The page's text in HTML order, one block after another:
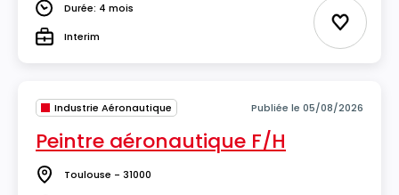
DuréeDurée: 4 mois
TypeInterim Ajouter
Industrie Aéronautique Publiée le 05/08/2026
Peintre aéronautique F/H
Lieu Toulouse - 31000